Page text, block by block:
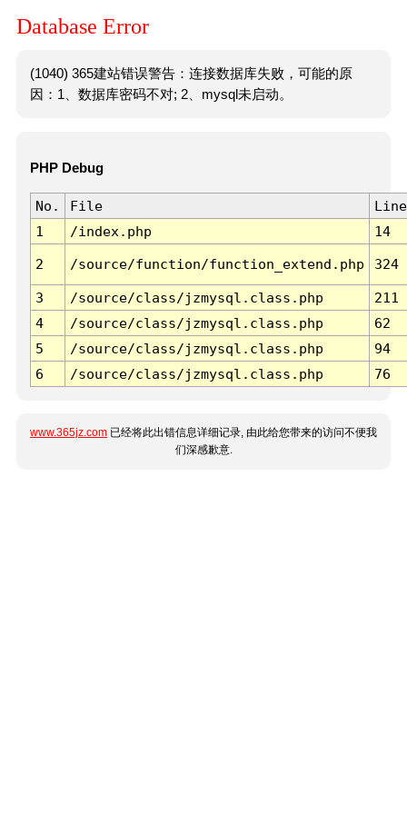
Database Error
(1040) 365建站错误警告：连接数据库失败，可能的原
因：1、数据库密码不对; 2、mysql未启动。
PHP Debug
No. File
Line
1
/index.php 14
2 /source/function/function_extend.php 324
3 /source/class/jzmysql.class.php
211
4
/source/class/jzmysql.class.php
62
5
/source/class/jzmysql.class.php
94
6
/source/class/jzmysql.class.php 76
www.365jz.com 已经将此出错信息详细记录, 由此给您带来的访问不便我
们深感歉意.